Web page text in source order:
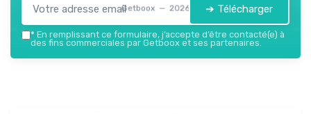
Getboox — 2026 ➔ Télécharger
* En remplissant ce formulaire, j’accepte d’être contacté(e) à
des fins commerciales par Getboox et ses partenaires.